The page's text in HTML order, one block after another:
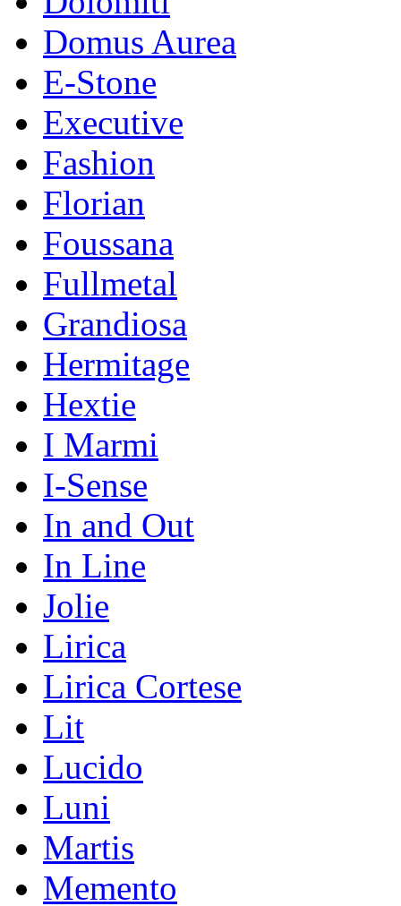
Domus Aurea
E-Stone
Executive
Fashion
Florian
Foussana
Fullmetal
Grandiosa
Hermitage
Hextie
I Marmi
I-Sense
In and Out
In Line
Jolie
Lirica
Lirica Cortese
Lit
Lucido
Luni
Martis
Memento